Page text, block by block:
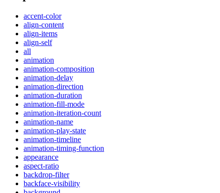
accent-color
align-content
align-items
align-self
all
animation
animation-composition
animation-delay
animation-direction
animation-duration
animation-fill-mode
animation-iteration-count
animation-name
animation-play-state
animation-timeline
animation-timing-function
appearance
aspect-ratio
backdrop-filter
backface-visibility